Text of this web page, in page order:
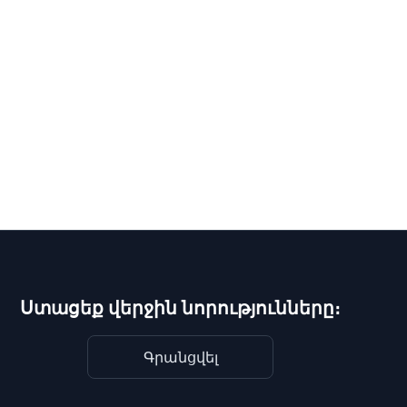
Ստացեք վերջին նորությունները։
Գրանցվել